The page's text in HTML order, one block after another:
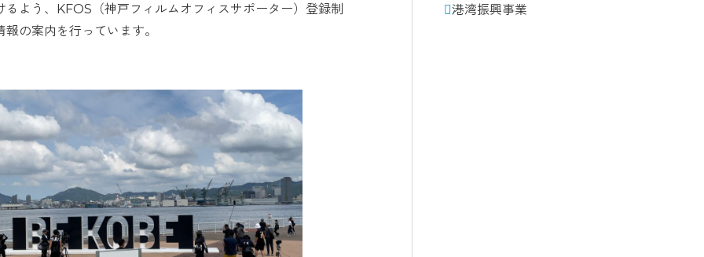
よう、KFOS（神戸フィルムオフィスサポーター）登録制
の案内を行っています。
港湾振興事業